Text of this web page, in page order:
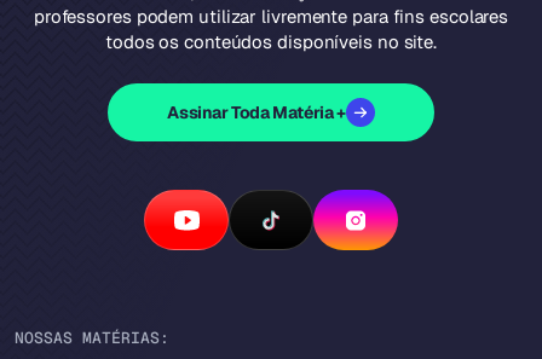
professores podem utilizar livremente para fins escolares
todos os conteúdos disponíveis no site.
Assinar Toda Matéria +
NOSSAS MATÉRIAS: